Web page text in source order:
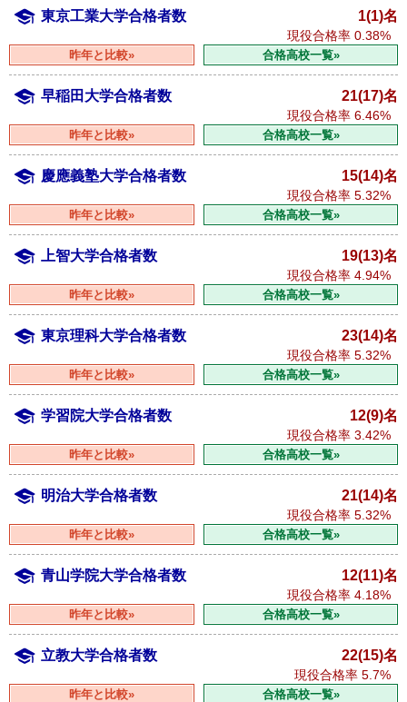
東京工業大学合格者数 1(1)名
現役合格率 0.38%
昨年と比較» 合格高校一覧»
早稲田大学合格者数 21(17)名
現役合格率 6.46%
昨年と比較» 合格高校一覧»
慶應義塾大学合格者数 15(14)名
現役合格率 5.32%
昨年と比較» 合格高校一覧»
上智大学合格者数 19(13)名
現役合格率 4.94%
昨年と比較» 合格高校一覧»
東京理科大学合格者数 23(14)名
現役合格率 5.32%
昨年と比較» 合格高校一覧»
学習院大学合格者数 12(9)名
現役合格率 3.42%
昨年と比較» 合格高校一覧»
明治大学合格者数 21(14)名
現役合格率 5.32%
昨年と比較» 合格高校一覧»
青山学院大学合格者数 12(11)名
現役合格率 4.18%
昨年と比較» 合格高校一覧»
立教大学合格者数 22(15)名
現役合格率 5.7%
昨年と比較» 合格高校一覧»